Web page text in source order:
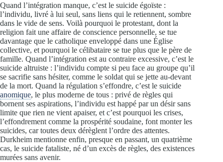
Quand l’intégration manque, c’est le suicide égoïste :
l’individu, livré à lui seul, sans liens qui le retiennent, sombre
dans le vide de sens. Voilà pourquoi le protestant, dont la
religion fait une affaire de conscience personnelle, se tue
davantage que le catholique enveloppé dans une Église
collective, et pourquoi le célibataire se tue plus que le père de
famille. Quand l’intégration est au contraire excessive, c’est le
suicide altruiste : l’individu compte si peu face au groupe qu’il
se sacrifie sans hésiter, comme le soldat qui se jette au-devant
de la mort. Quand la régulation s’effondre, c’est le suicide
anomique, le plus moderne de tous : privé de règles qui
bornent ses aspirations, l’individu est happé par un désir sans
limite que rien ne vient apaiser, et c’est pourquoi les crises,
l’effondrement comme la prospérité soudaine, font monter les
suicides, car toutes deux dérèglent l’ordre des attentes.
Durkheim mentionne enfin, presque en passant, un quatrième
cas, le suicide fataliste, né d’un excès de règles, des existences
murées sans avenir.